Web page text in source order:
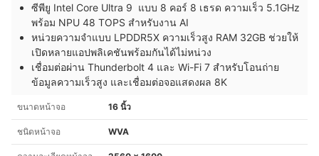
ซีพียู Intel Core Ultra 9 แบบ 8 คอร์ 8 เธรด ความเร็ว 5.1GHz
พร้อม NPU 48 TOPS สำหรับงาน AI
หน่วยความจำแบบ LPDDR5X ความเร็วสูง RAM 32GB ช่วยให้
เปิดหลายแอปพลิเคชันพร้อมกันได้ไม่หน่วง
เชื่อมต่อผ่าน Thunderbolt 4 และ Wi-Fi 7 สำหรับโอนถ่าย
ข้อมูลความเร็วสูง และเชื่อมต่อจอแสดงผล 8K
ขนาดหน้าจอ 16 นิ้ว
ชนิดหน้าจอ WVA